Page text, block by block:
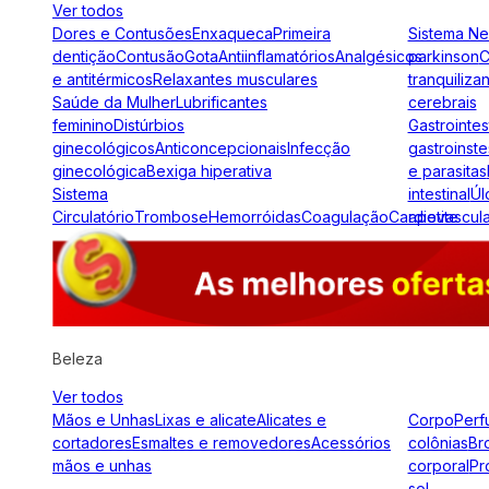
Ver todos
Dores e ContusõesEnxaquecaPrimeira
dentiçãoContusãoGotaAntiinflamatóriosAnalgésicos
e antitérmicosRelaxantes musculares
Saúde da MulherLubrificantes
femininoDistúrbios
ginecológicosAnticoncepcionaisInfecção
ginecológicaBexiga hiperativa
Sistema
CirculatórioTromboseHemorróidasCoagulação
Sistema
parkinson
cerebrais
e parasitas
intestinal
apetite
Beleza
Ver todos
Mãos e UnhasLixas e alicateAlicates e
cortadoresEsmaltes e removedoresAcessórios
mãos e unhas
Corpo
colônias
corporal